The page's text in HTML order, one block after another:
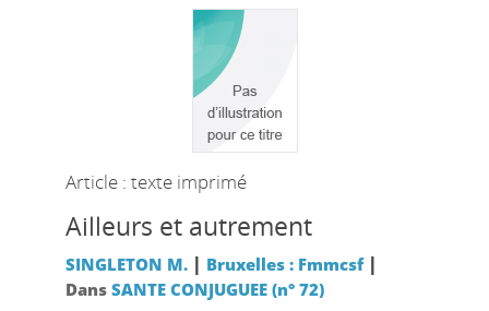
Article : texte imprimé
Ailleurs et autrement
SINGLETON M. | Bruxelles : Fmmcsf|
Dans SANTE CONJUGUEE (n° 72)